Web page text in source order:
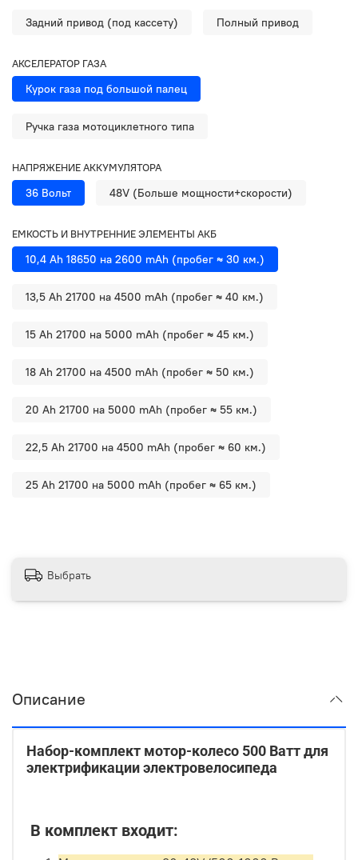
Задний привод (под кассету) Полный привод
АКСЕЛЕРАТОР ГАЗА
Курок газа под большой палец
Ручка газа мотоциклетного типа
НАПРЯЖЕНИЕ АККУМУЛЯТОРА
36 Вольт 48V (Больше мощности+скорости)
ЕМКОСТЬ И ВНУТРЕННИЕ ЭЛЕМЕНТЫ АКБ
10,4 Ah 18650 на 2600 mAh (пробег ≈ 30 км.)
13,5 Ah 21700 на 4500 mAh (пробег ≈ 40 км.)
15 Ah 21700 на 5000 mAh (пробег ≈ 45 км.)
18 Ah 21700 на 4500 mAh (пробег ≈ 50 км.)
20 Ah 21700 на 5000 mAh (пробег ≈ 55 км.)
22,5 Ah 21700 на 4500 mAh (пробег ≈ 60 км.)
25 Ah 21700 на 5000 mAh (пробег ≈ 65 км.)
Выбрать
Описание
Набор-комплект мотор-колесо 500 Ватт для
электрификации электровелосипеда
В комплект входит: